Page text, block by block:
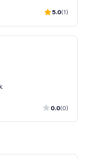
5.0(1)
0.0(0)